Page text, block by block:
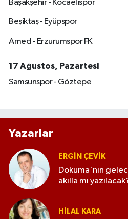
Başakşehir - Kocaelispor
Beşiktaş - Eyüpspor
Amed - Erzurumspor FK
17 Ağustos, Pazartesi
Samsunspor - Göztepe
Yazarlar
ERGIN ÇEVİK
Dokuma'nın
akılla mı
HILAL KARA